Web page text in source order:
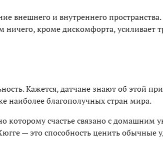
внешнего и внутреннего
кроме дискомфорта, усиливает
Кажется, датчане знают об этой
наиболее благополучных стран мира.
которому счастье связано с домашним
— это способность ценить обычные